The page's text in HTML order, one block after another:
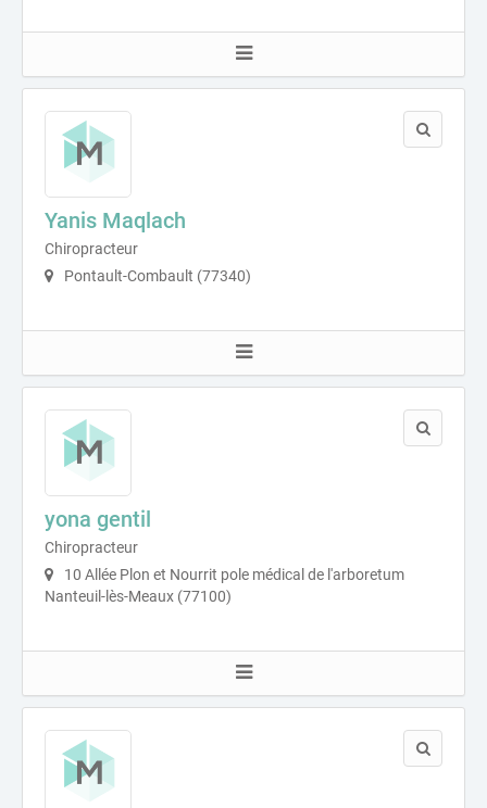
Yanis Maqlach
Chiropracteur
Pontault-Combault (77340)
yona gentil
Chiropracteur
10 Allée Plon et Nourrit pole médical de l'arboretum
Nanteuil-lès-Meaux (77100)